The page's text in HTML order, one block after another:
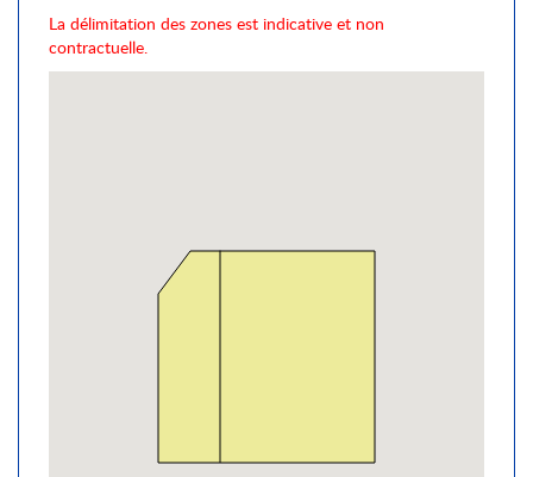
La délimitation des zones est indicative et non
contractuelle.